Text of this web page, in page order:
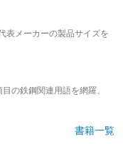
表メーカーの製品サイズを
の鉄鋼関連用語を網羅、
書籍一覧